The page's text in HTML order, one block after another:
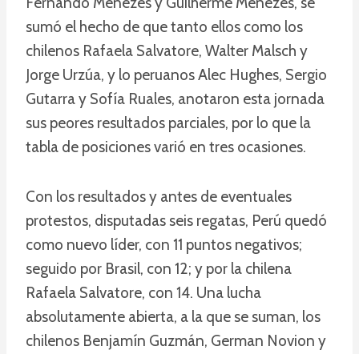
sumó el hecho de que tanto ellos como los
chilenos Rafaela Salvatore, Walter Malsch y
Jorge Urzúa, y lo peruanos Alec Hughes, Sergio
Gutarra y Sofía Ruales, anotaron esta jornada
sus peores resultados parciales, por lo que la
tabla de posiciones varió en tres ocasiones.
Con los resultados y antes de eventuales
protestos, disputadas seis regatas, Perú quedó
como nuevo líder, con 11 puntos negativos;
seguido por Brasil, con 12; y por la chilena
Rafaela Salvatore, con 14. Una lucha
absolutamente abierta, a la que se suman, los
chilenos Benjamín Guzmán, German Novion y